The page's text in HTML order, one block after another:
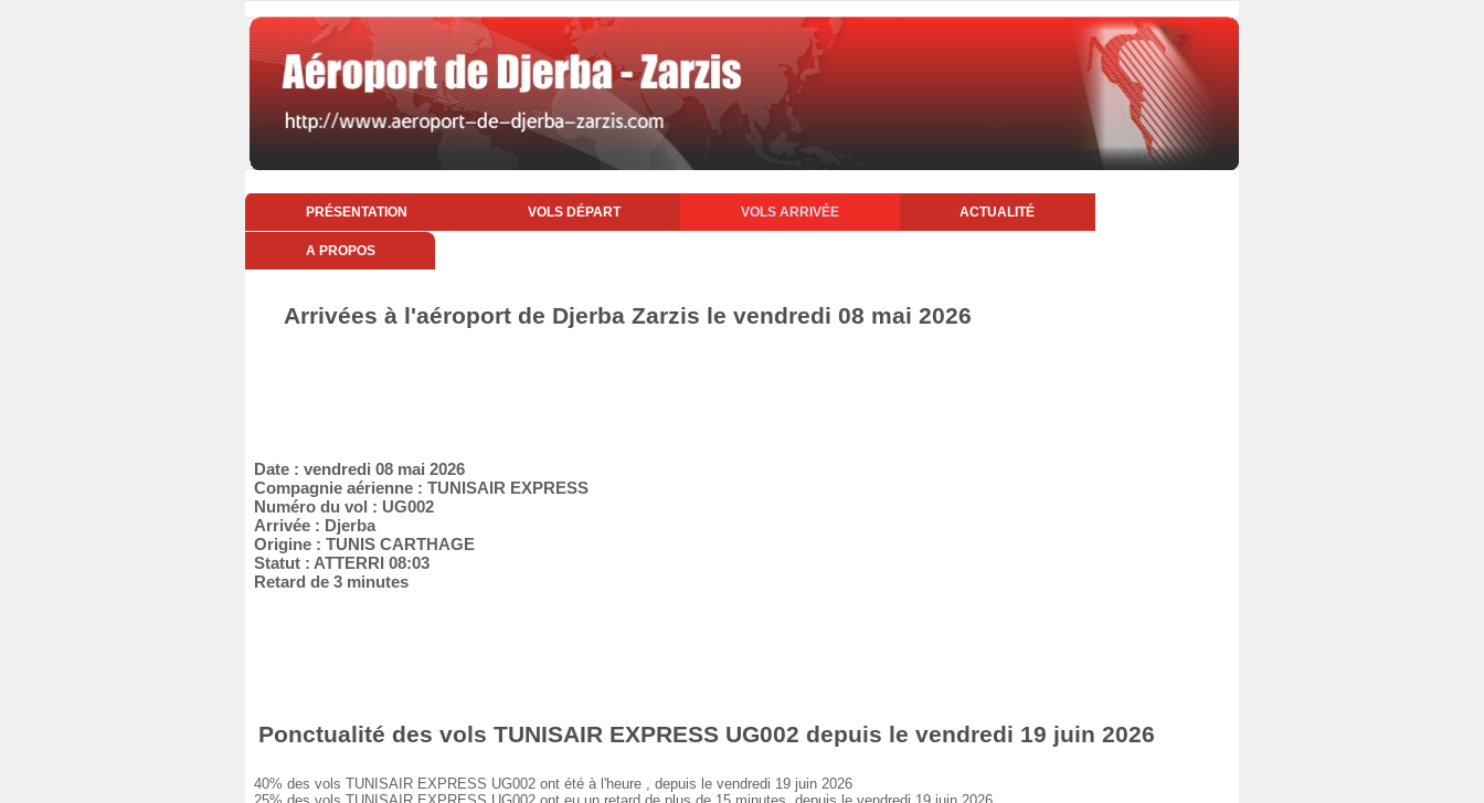
PRÉSENTATION VOLS DÉPART VOLS ARRIVÉE ACTUALITÉ
A PROPOS
Arrivées à l'aéroport de Djerba Zarzis le vendredi 08 mai 2026
Date : vendredi 08 mai 2026
Compagnie aérienne : TUNISAIR EXPRESS
Numéro du vol : UG002
Arrivée : Djerba
Origine : TUNIS CARTHAGE
Statut : ATTERRI 08:03
Retard de 3 minutes
Ponctualité des vols TUNISAIR EXPRESS UG002 depuis le vendredi 19 juin 2026
40% des vols TUNISAIR EXPRESS UG002 ont été à l'heure , depuis le vendredi 19 juin 2026